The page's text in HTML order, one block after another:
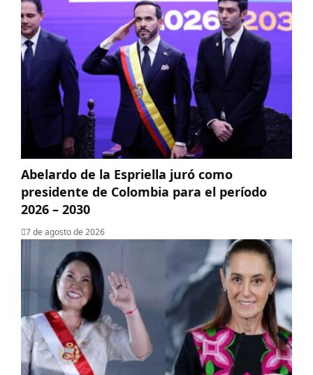
Abelardo de la Espriella juró como
presidente de Colombia para el período
2026 – 2030
7 de agosto de 2026